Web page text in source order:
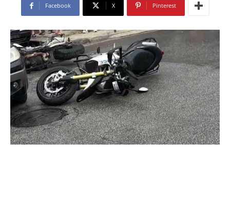
Facebook X Pinterest